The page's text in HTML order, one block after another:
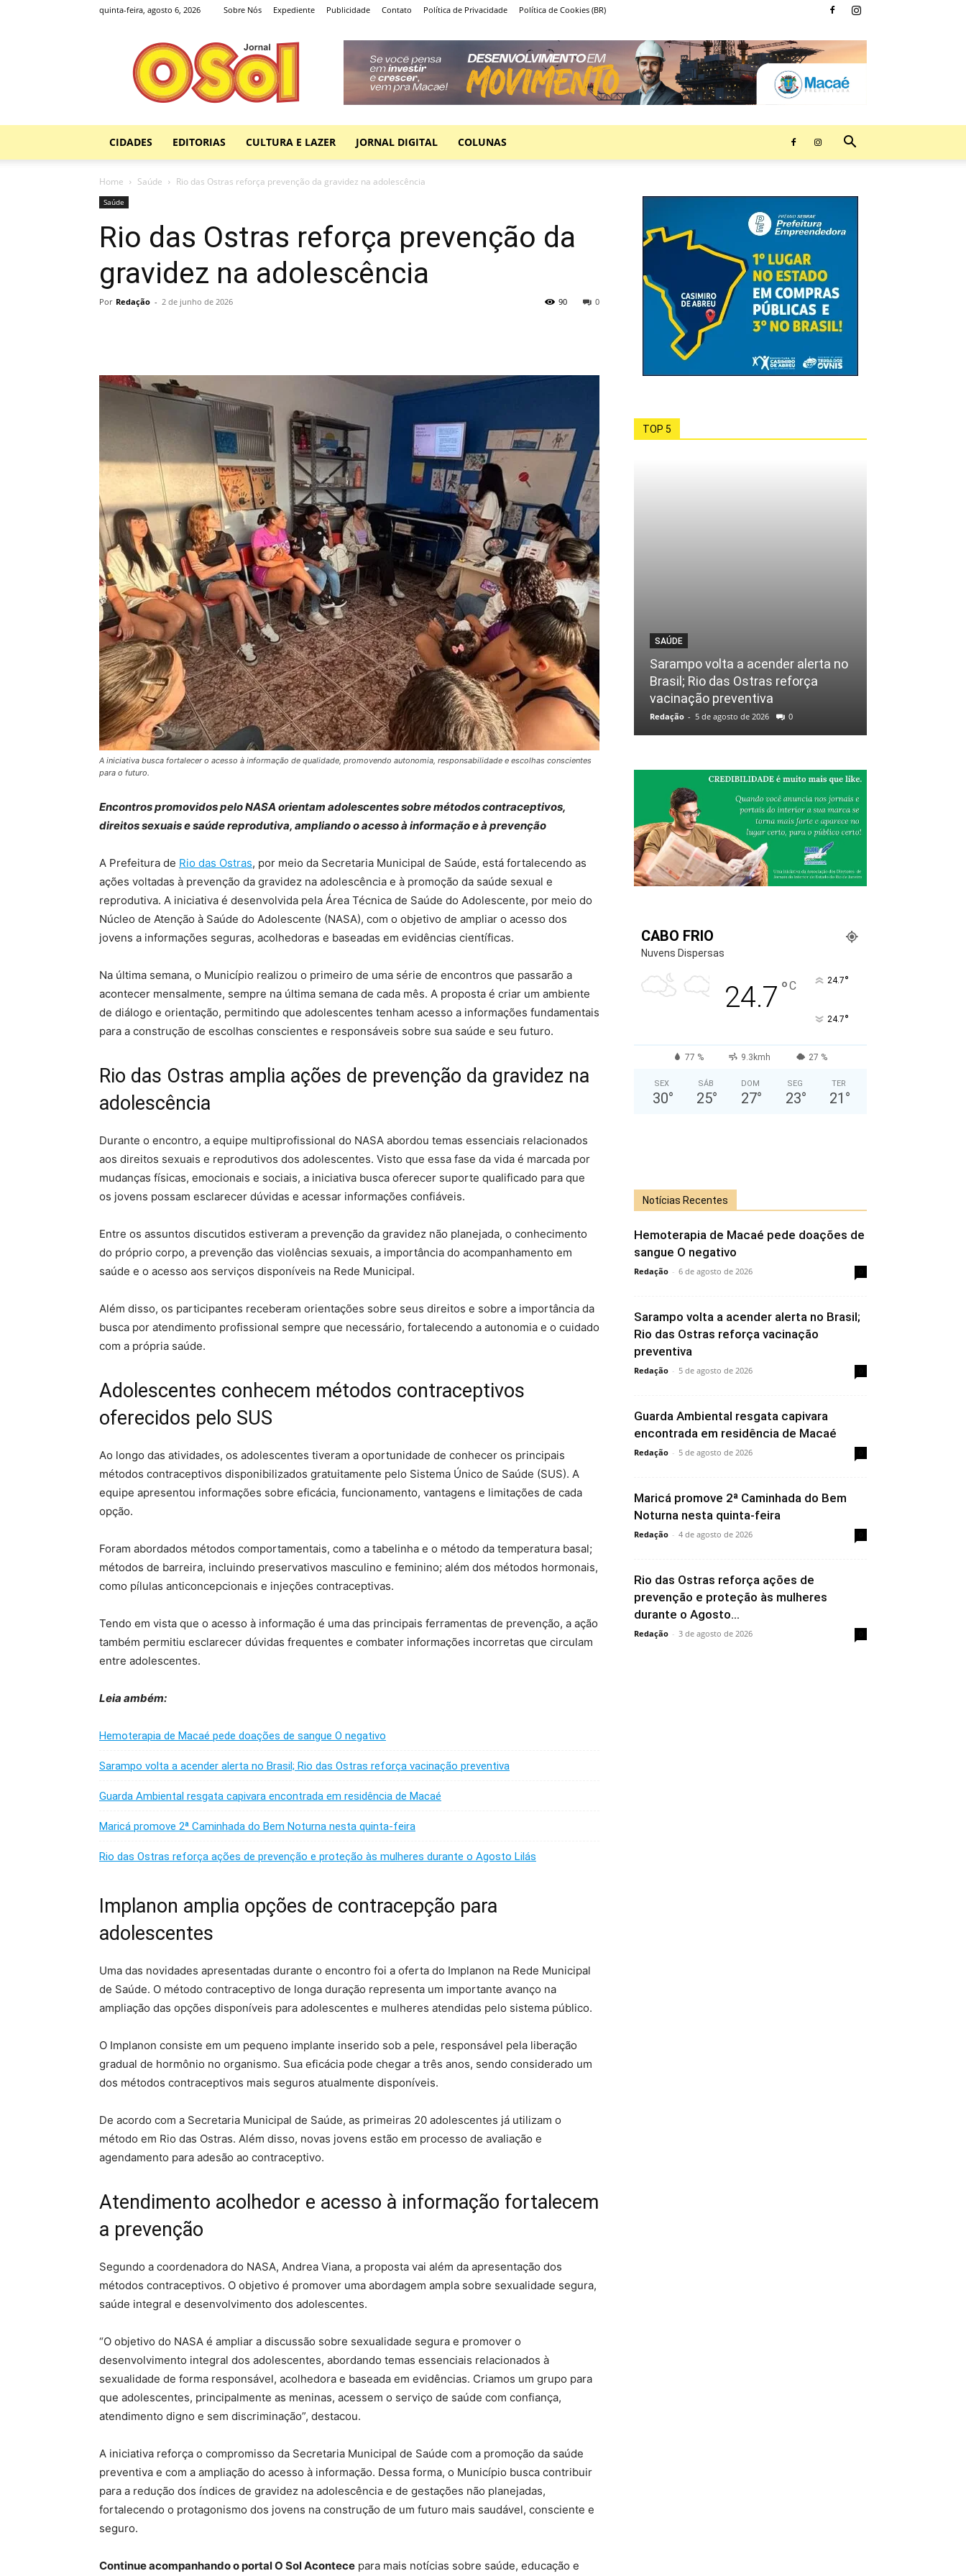
quinta-feira, agosto 6, 2026 Sobre Nós Expediente Publicidade Contato Política de Privacidade Política de Cookies (BR)
Jornal
O
Sol
CIDADES EDITORIAS CULTURA E LAZER JORNAL DIGITAL COLUNAS
Home Saúde Rio das Ostras reforça prevenção da gravidez na adolescência
Saúde
Rio das Ostras reforça prevenção da
gravidez na adolescência
Por Redação - 2 de junho de 2026 0
90
A iniciativa busca fortalecer o acesso à informação de qualidade, promovendo autonomia, responsabilidade e escolhas conscientes
para o futuro.
Encontros promovidos pelo NASA orientam adolescentes sobre métodos contraceptivos,
direitos sexuais e saúde reprodutiva, ampliando o acesso à informação e à prevenção
A Prefeitura de Rio das Ostras, por meio da Secretaria Municipal de Saúde, está fortalecendo as
ações voltadas à prevenção da gravidez na adolescência e à promoção da saúde sexual e
reprodutiva. A iniciativa é desenvolvida pela Área Técnica de Saúde do Adolescente, por meio do
Núcleo de Atenção à Saúde do Adolescente (NASA), com o objetivo de ampliar o acesso dos
jovens a informações seguras, acolhedoras e baseadas em evidências científicas.
Na última semana, o Município realizou o primeiro de uma série de encontros que passarão a
acontecer mensalmente, sempre na última semana de cada mês. A proposta é criar um ambiente
de diálogo e orientação, permitindo que adolescentes tenham acesso a informações fundamentais
para a construção de escolhas conscientes e responsáveis sobre sua saúde e seu futuro.
Rio das Ostras amplia ações de prevenção da gravidez na
adolescência
Durante o encontro, a equipe multiprofissional do NASA abordou temas essenciais relacionados
aos direitos sexuais e reprodutivos dos adolescentes. Visto que essa fase da vida é marcada por
mudanças físicas, emocionais e sociais, a iniciativa busca oferecer suporte qualificado para que
os jovens possam esclarecer dúvidas e acessar informações confiáveis.
Entre os assuntos discutidos estiveram a prevenção da gravidez não planejada, o conhecimento
do próprio corpo, a prevenção das violências sexuais, a importância do acompanhamento em
saúde e o acesso aos serviços disponíveis na Rede Municipal.
Além disso, os participantes receberam orientações sobre seus direitos e sobre a importância da
busca por atendimento profissional sempre que necessário, fortalecendo a autonomia e o cuidado
com a própria saúde.
Adolescentes conhecem métodos contraceptivos
oferecidos pelo SUS
Ao longo das atividades, os adolescentes tiveram a oportunidade de conhecer os principais
métodos contraceptivos disponibilizados gratuitamente pelo Sistema Único de Saúde (SUS). A
equipe apresentou informações sobre eficácia, funcionamento, vantagens e limitações de cada
opção.
Foram abordados métodos comportamentais, como a tabelinha e o método da temperatura basal;
métodos de barreira, incluindo preservativos masculino e feminino; além dos métodos hormonais,
como pílulas anticoncepcionais e injeções contraceptivas.
Tendo em vista que o acesso à informação é uma das principais ferramentas de prevenção, a ação
também permitiu esclarecer dúvidas frequentes e combater informações incorretas que circulam
entre adolescentes.
Leia ambém:
Hemoterapia de Macaé pede doações de sangue O negativo
Sarampo volta a acender alerta no Brasil; Rio das Ostras reforça vacinação preventiva
Guarda Ambiental resgata capivara encontrada em residência de Macaé
Maricá promove 2ª Caminhada do Bem Noturna nesta quinta-feira
Rio das Ostras reforça ações de prevenção e proteção às mulheres durante o Agosto Lilás
Implanon amplia opções de contracepção para
adolescentes
Uma das novidades apresentadas durante o encontro foi a oferta do Implanon na Rede Municipal
de Saúde. O método contraceptivo de longa duração representa um importante avanço na
ampliação das opções disponíveis para adolescentes e mulheres atendidas pelo sistema público.
O Implanon consiste em um pequeno implante inserido sob a pele, responsável pela liberação
gradual de hormônio no organismo. Sua eficácia pode chegar a três anos, sendo considerado um
dos métodos contraceptivos mais seguros atualmente disponíveis.
De acordo com a Secretaria Municipal de Saúde, as primeiras 20 adolescentes já utilizam o
método em Rio das Ostras. Além disso, novas jovens estão em processo de avaliação e
agendamento para adesão ao contraceptivo.
Atendimento acolhedor e acesso à informação fortalecem
a prevenção
Segundo a coordenadora do NASA, Andrea Viana, a proposta vai além da apresentação dos
métodos contraceptivos. O objetivo é promover uma abordagem ampla sobre sexualidade segura,
saúde integral e desenvolvimento dos adolescentes.
“O objetivo do NASA é ampliar a discussão sobre sexualidade segura e promover o
desenvolvimento integral dos adolescentes, abordando temas essenciais relacionados à
sexualidade de forma responsável, acolhedora e baseada em evidências. Criamos um grupo para
que adolescentes, principalmente as meninas, acessem o serviço de saúde com confiança,
atendimento digno e sem discriminação”, destacou.
A iniciativa reforça o compromisso da Secretaria Municipal de Saúde com a promoção da saúde
preventiva e com a ampliação do acesso à informação. Dessa forma, o Município busca contribuir
para a redução dos índices de gravidez na adolescência e de gestações não planejadas,
fortalecendo o protagonismo dos jovens na construção de um futuro mais saudável, consciente e
seguro.
Continue acompanhando o portal O Sol Acontece para mais notícias sobre saúde, educação e
TOP 5
SAÚDE
Sarampo volta a acender alerta no
Brasil; Rio das Ostras reforça
vacinação preventiva
Redação - 5 de agosto de 2026 0
CABO FRIO
Nuvens Dispersas
24.7 °C 24.7°
24.7°
77 % 9.3kmh 27 %
SEX
30°
SÁB
25°
DOM
27°
SEG
23°
TER
21 °
Notícias Recentes
Hemoterapia de Macaé pede doações de
sangue O negativo
Redação - 6 de agosto de 2026
Sarampo volta a acender alerta no Brasil;
Rio das Ostras reforça vacinação
preventiva
Redação - 5 de agosto de 2026
Guarda Ambiental resgata capivara
encontrada em residência de Macaé
Redação - 5 de agosto de 2026
Maricá promove 2ª Caminhada do Bem
Noturna nesta quinta-feira
Redação - 4 de agosto de 2026
Rio das Ostras reforça ações de
prevenção e proteção às mulheres
durante o Agosto...
Redação - 3 de agosto de 2026